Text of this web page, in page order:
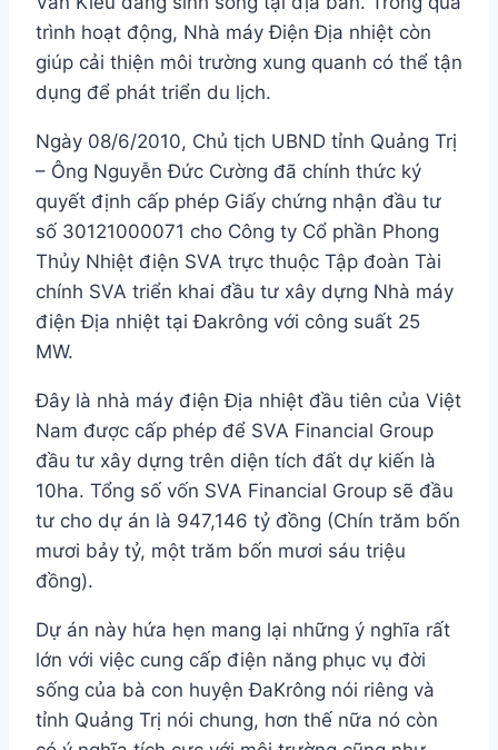
trình hoạt động, Nhà máy Điện Địa nhiệt còn
giúp cải thiện môi trường xung quanh có thể tận
dụng để phát triển du lịch.
Ngày 08/6/2010, Chủ tịch UBND tỉnh Quảng Trị
– Ông Nguyễn Đức Cường đã chính thức ký
quyết định cấp phép Giấy chứng nhận đầu tư
số 30121000071 cho Công ty Cổ phần Phong
Thủy Nhiệt điện SVA trực thuộc Tập đoàn Tài
chính SVA triển khai đầu tư xây dựng Nhà máy
điện Địa nhiệt tại Đakrông với công suất 25
MW.
Đây là nhà máy điện Địa nhiệt đầu tiên của Việt
Nam được cấp phép để SVA Financial Group
đầu tư xây dựng trên diện tích đất dự kiến là
10ha. Tổng số vốn SVA Financial Group sẽ đầu
tư cho dự án là 947,146 tỷ đồng (Chín trăm bốn
mươi bảy tỷ, một trăm bốn mươi sáu triệu
đồng).
Dự án này hứa hẹn mang lại những ý nghĩa rất
lớn với việc cung cấp điện năng phục vụ đời
sống của bà con huyện ĐaKrông nói riêng và
tỉnh Quảng Trị nói chung, hơn thế nữa nó còn